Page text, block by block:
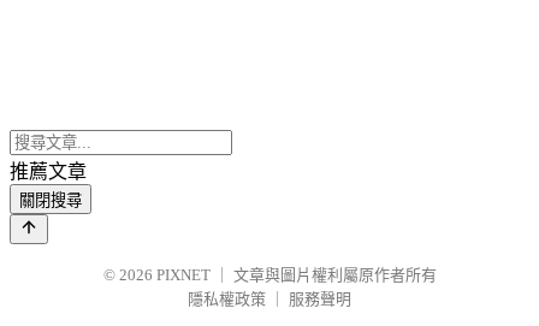
推薦文章
關閉搜尋
© 2026 PIXNET
文章與圖片權利屬原作者所有
隱私權政策
服務聲明